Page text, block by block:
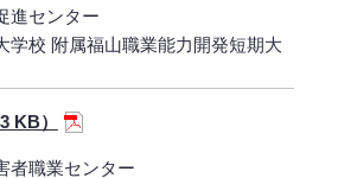
進センター
学校 附属福山職業能力開発短期大
KB）
者職業センター